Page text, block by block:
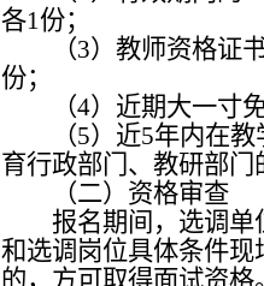
各1份；
（3）教师资格证
份；
（4）近期大一寸
（5）近5年内在教
育行政部门、教研部门
（二）资格审查
报名期间，选调
和选调岗位具体条件
的，方可取得面试资格